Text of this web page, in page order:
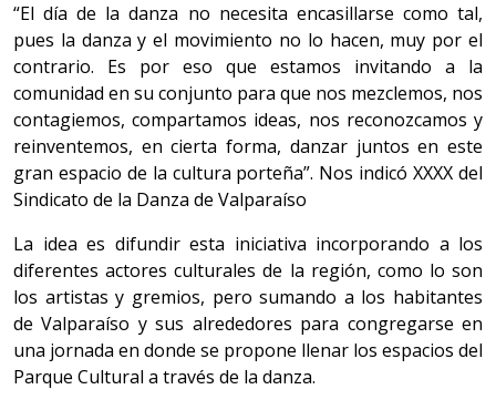
“El día de la danza no necesita encasillarse como tal,
pues la danza y el movimiento no lo hacen, muy por el
contrario. Es por eso que estamos invitando a la
comunidad en su conjunto para que nos mezclemos, nos
contagiemos, compartamos ideas, nos reconozcamos y
reinventemos, en cierta forma, danzar juntos en este
gran espacio de la cultura porteña”. Nos indicó XXXX del
Sindicato de la Danza de Valparaíso
La idea es difundir esta iniciativa incorporando a los
diferentes actores culturales de la región, como lo son
los artistas y gremios, pero sumando a los habitantes
de Valparaíso y sus alrededores para congregarse en
una jornada en donde se propone llenar los espacios del
Parque Cultural a través de la danza.